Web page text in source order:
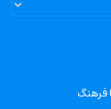
فرهنگ